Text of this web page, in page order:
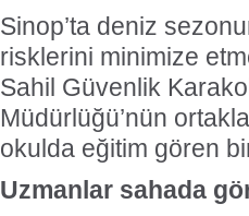
Sinop’ta deniz
risklerini minimize
Sahil Güvenlik
Müdürlüğü’nün
okulda eğitim gören
Uzmanlar sahada